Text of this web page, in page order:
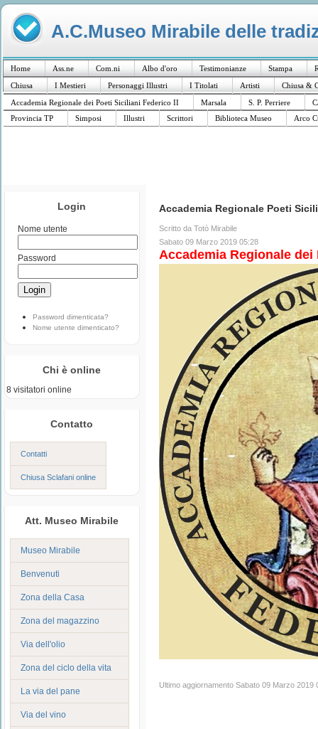
A.C.Museo Mirabile delle
Home Ass.ne Com.ni Albo d'oro Testimonianze Stampa
Chiusa
I Mestieri Personaggi Illustri I Titolati Artisti
Chiusa &
Accademia Regionale dei Poeti Siciliani Federico II
Marsala S. P. Perriere
Provincia TP
Simposi Illustri Scrittori Biblioteca Museo Arco
Login
Nome utente
Password
Password dimenticata?
Nome utente dimenticato?
Chi è online
8 visitatori online
Contatto
Contatti
Chiusa Sclafani online
Att. Museo Mirabile
Museo Mirabile
Benvenuti
Zona della Casa
Zona del magazzino
Via dell'olio
Zona del ciclo della vita
La via del pane
Via del vino
Accademia Regionale Poeti
Scritto da Totò Mirabile
Sabato 09 Marzo 2019 05:28
Accademia Regionale
Ultimo aggiornamento Sabato 09 Marzo 2019